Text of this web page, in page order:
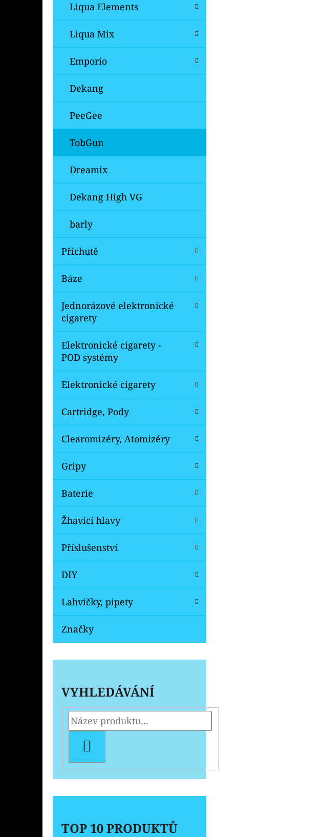
N
Liqua Elements
Liqua Mix
Emporio
Dekang
PeeGee
TobGun
Dreamix
Dekang High VG
barly
Příchutě
Báze
Jednorázové elektronické
cigarety
Elektronické cigarety -
POD systémy
Elektronické cigarety
Cartridge, Pody
Clearomizéry, Atomizéry
Gripy
Baterie
Žhavící hlavy
Příslušenství
DIY
Lahvičky, pipety
Značky
VYHLEDÁVÁNÍ
TOP 10 PRODUKTŮ
OXVA XLIM V3 TOP FILL NÁHRADNÍ
CARTRIDGE 1KS
99 Kč
Původně: